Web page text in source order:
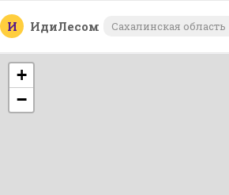
И ИдиЛесом Сахалинская область
+
−